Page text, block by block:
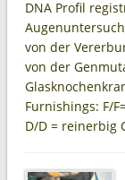
DNA Profil
von der
von der
Furnishings: F/
D/D = reinerbig